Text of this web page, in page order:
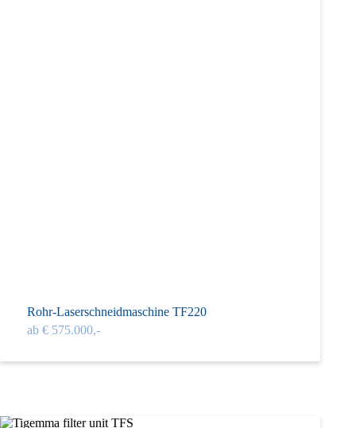
Rohr-Laserschneidmaschine TF220
ab € 575.000,-